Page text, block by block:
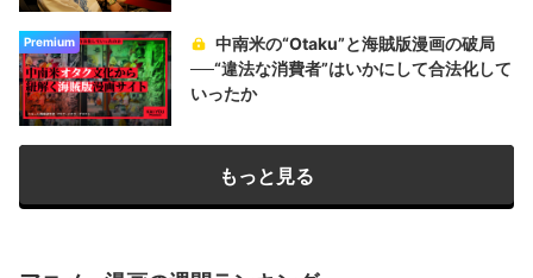
Premium
中南米の“Otaku”と海賊版漫画の破局
──“違法な消費者”はいかにして合法化して
いったか
もっと見る